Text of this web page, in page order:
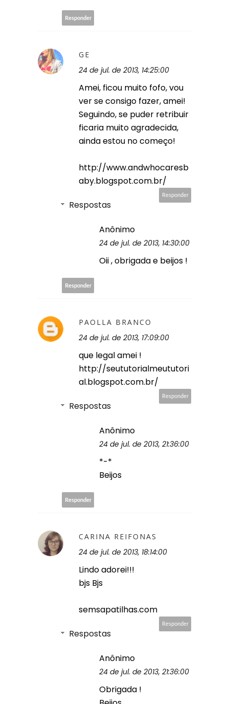
Responder
GE
24 de jul. de 2013, 14:25:00
Amei, ficou muito fofo, vou
ver se consigo fazer, amei!
Seguindo, se puder retribuir
ficaria muito agradecida,
ainda estou no começo!
http://www.andwhocaresb
aby.blogspot.com.br/
Responder
Respostas
Anônimo
24 de jul. de 2013, 14:30:00
Oii , obrigada e beijos !
Responder
PAOLLA BRANCO
24 de jul. de 2013, 17:09:00
que legal amei !
http://seututorialmeututori
al.blogspot.com.br/
Responder
Respostas
Anônimo
24 de jul. de 2013, 21:36:00
*-*
Beijos
Responder
CARINA REIFONAS
24 de jul. de 2013, 18:14:00
Lindo adorei!!!
bjs Bjs
semsapatilhas.com
Responder
Respostas
Anônimo
24 de jul. de 2013, 21:36:00
Obrigada !